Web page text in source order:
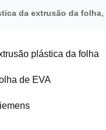
da extrusão da folha,
plástica da folha
de EVA